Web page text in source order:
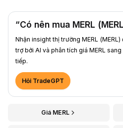
“Có nên mua MERL
Nhận insight thị trường MERL (MERL)
trợ bởi AI và phân tích giá MERL sang
tiếp.
Hỏi TradeGPT
Giá MERL